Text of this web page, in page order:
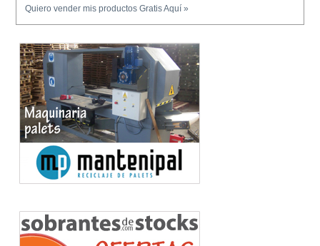
Quiero vender mis productos Gratis Aquí »